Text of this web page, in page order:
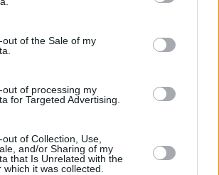
to Google and its third-party tags to
specified purposes in below Google
out of the Sale of my
out of processing my
for Targeted Advertising.
of Collection, Use,
and/or Sharing of my
that Is Unrelated with the
it was collected.
από την Ελλάδα
στιγμή που συμβαίνουν, στο